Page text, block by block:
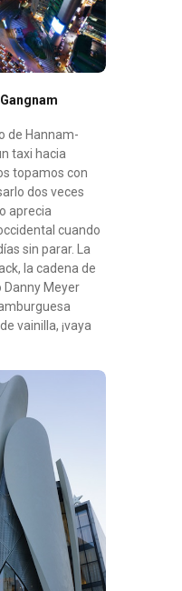
de Hannam-
taxi hacia
topamos con
dos veces
aprecia
cuando
sin parar. La
la cadena de
Meyer
vainilla, ¡vaya